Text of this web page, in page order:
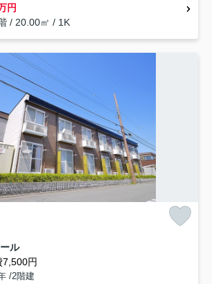
円
/ 20.00㎡ / 1K
ル
円
/2階建